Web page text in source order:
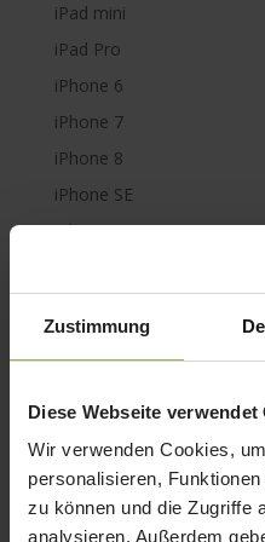
Zustimmung
Diese Webseite verwendet
Wir verwenden Cookies,
personalisieren,
zu können und die Zugriffe
analysieren. Außerdem
iPad mini
iPad Pro
iPhone 6
iPhone 7
iPhone 8
iPhone SE
iPhone X
iPod touch
Kopfhörer
LaCie Rugged
Lightning
Mac mini